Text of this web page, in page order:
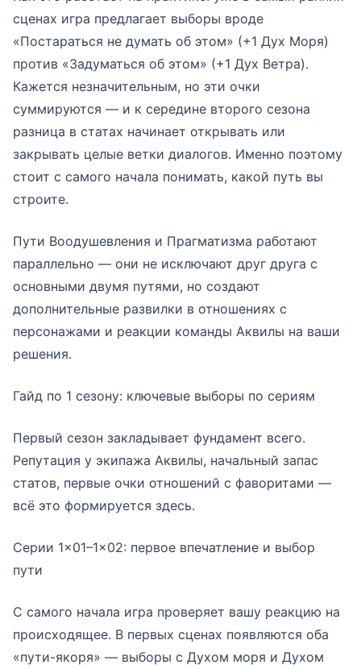
сценах игра предлагает выборы вроде
«Постараться не думать об этом» (+1 Дух Моря)
против «Задуматься об этом» (+1 Дух Ветра).
Кажется незначительным, но эти очки
суммируются — и к середине второго сезона
разница в статах начинает открывать или
закрывать целые ветки диалогов. Именно поэтому
стоит с самого начала понимать, какой путь вы
строите.
Пути Воодушевления и Прагматизма работают
параллельно — они не исключают друг друга с
основными двумя путями, но создают
дополнительные развилки в отношениях с
персонажами и реакции команды Аквилы на ваши
решения.
Гайд по 1 сезону: ключевые выборы по сериям
Первый сезон закладывает фундамент всего.
Репутация у экипажа Аквилы, начальный запас
статов, первые очки отношений с фаворитами —
всё это формируется здесь.
Серии 1×01–1×02: первое впечатление и выбор
пути
С самого начала игра проверяет вашу реакцию на
происходящее. В первых сценах появляются оба
«пути-якоря» — выборы с Духом моря и Духом